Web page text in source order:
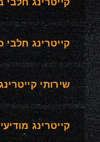
קייטרינג
שירותי
קייטרינג